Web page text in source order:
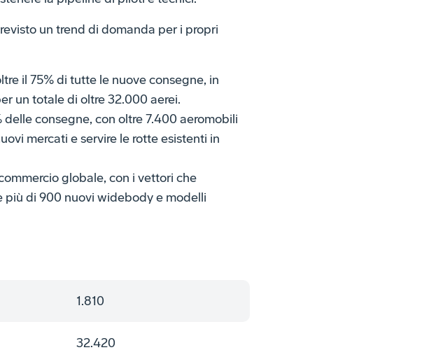
un trend di domanda per i propri
il 75% di tutte le nuove consegne, in
un totale di oltre 32.000 aerei.
consegne, con oltre 7.400 aeromobili
mercati e servire le rotte esistenti in
globale, con i vettori che
di 900 nuovi widebody e modelli
1.810
32.420